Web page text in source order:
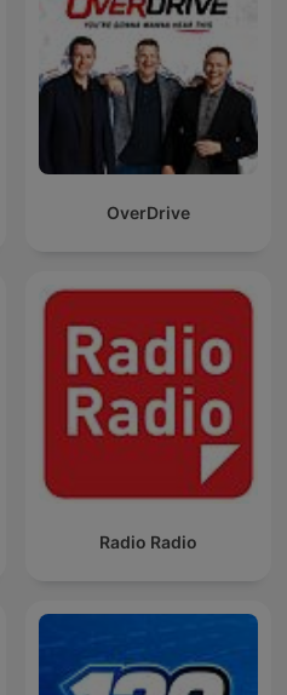
OverDrive
Radio Radio